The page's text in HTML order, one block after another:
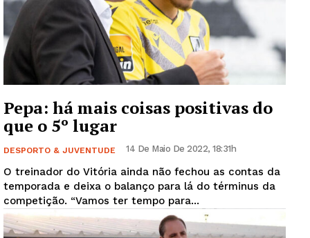
Pepa: há mais coisas positivas do
que o 5º lugar
DESPORTO & JUVENTUDE 14 De Maio De 2022, 18:31h
O treinador do Vitória ainda não fechou as contas da
temporada e deixa o balanço para lá do términus da
competição. “Vamos ter tempo para...